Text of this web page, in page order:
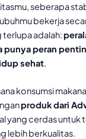
seberapa
bekerja
terlupa adalah:
punya peran
sehat
konsumsi
produk dari
yang cerdas untuk
lebih berkualitas.